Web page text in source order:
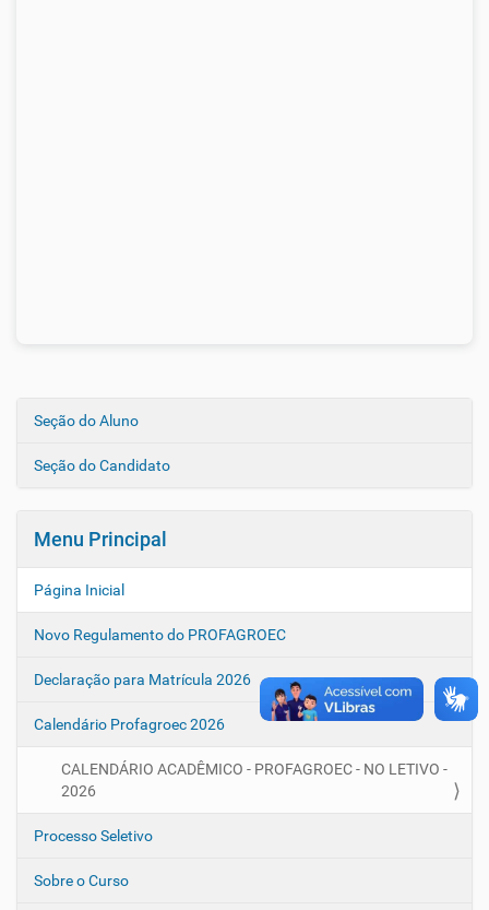
N
g
ç
ã
o
Seção do Aluno
Seção do Candidato
Menu Principal
Página Inicial
Novo Regulamento do PROFAGROEC
Declaração para Matrícula 2026
Calendário Profagroec 2026
CALENDÁRIO ACADÊMICO - PROFAGROEC - NO LETIVO -
2026
Processo Seletivo
Sobre o Curso